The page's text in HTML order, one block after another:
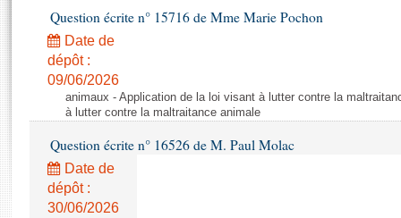
Propositions de loi
Amendements
Textes adoptés
Rapports d'information
Rapports législatifs
Rapports sur l'application des lois
Baromètre de l’application des lois
Histoire
Juniors
Anciennes législatures
Liens vers les sites publics
Contacts et plan d'accès
Photos libres de droit
Question écrite n° 15716 de Mme Marie Pochon
Date de
dépôt :
09/06/2026
animaux - Application de la loi visant à lutter contre la
à lutter contre la maltraitance animale
Question écrite n° 16526 de M. Paul Molac
Date de
dépôt :
30/06/2026